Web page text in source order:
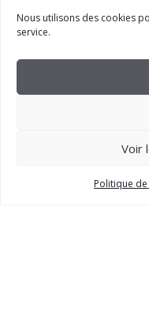
Nous utilisons des cookies
service.
Voir
Politique
FM CRÉATION